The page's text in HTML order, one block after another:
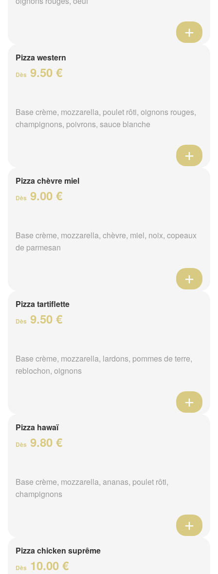
Pizza western
Dès 9.50 €
Base crème, mozzarella, poulet rôti, oignons rouges,
champignons, poivrons, sauce blanche
Pizza chèvre miel
Dès 9.00 €
Base crème, mozzarella, chèvre, miel, noix, copeaux
de parmesan
Pizza tartiflette
Dès 9.50 €
Base crème, mozzarella, lardons, pommes de terre,
reblochon, oignons
Pizza hawaï
Dès 9.80 €
Base crème, mozzarella, ananas, poulet rôti,
champignons
Pizza chicken suprême
Dès 10.00 €